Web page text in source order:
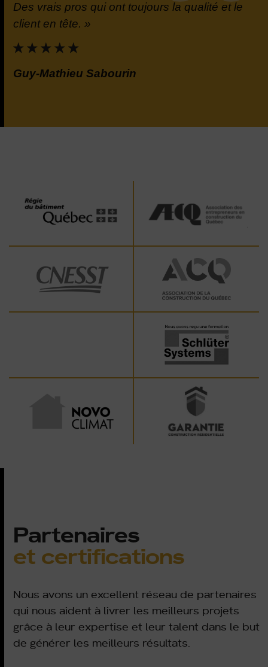
Des vrais pros qui ont toujours la qualité et le
client en tête. »
Guy-Mathieu Sabourin
Partenaires
et certifications
Nous avons un excellent réseau de partenaires
qui nous aident à livrer les meilleurs projets
grâce à leur expertise et leur talent dans le but
de générer les meilleurs résultats.